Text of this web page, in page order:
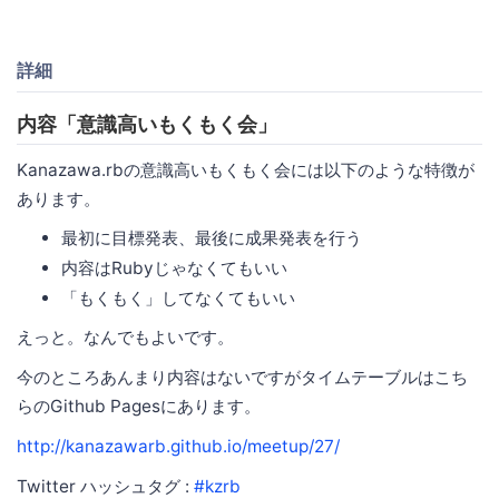
詳細
内容「意識高いもくもく会」
Kanazawa.rbの意識高いもくもく会には以下のような特徴が
あります。
最初に目標発表、最後に成果発表を行う
内容はRubyじゃなくてもいい
「もくもく」してなくてもいい
えっと。なんでもよいです。
今のところあんまり内容はないですがタイムテーブルはこち
らのGithub Pagesにあります。
http://kanazawarb.github.io/meetup/27/
Twitter ハッシュタグ : #kzrb